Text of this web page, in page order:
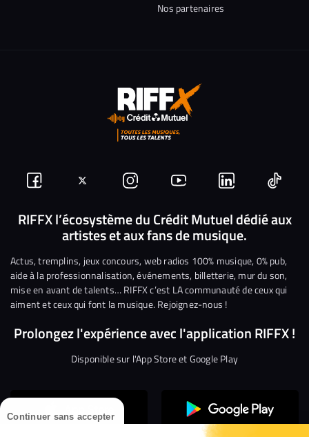
Continuer sans accepter
Nos partenaires
Suivez-
nous
Facebook
Suivez-
nous
sur
Twitter
Nous
rejoindre
sur
Instagram
Nous
rejoindre
sur
YouTube
Nous
rejoindre
sur
Linkedin
Nous
RIFFX l’écosystème du Crédit Mutuel dédié aux
artistes et aux fans de musique.
Actus, tremplins, jeux concours, web radios 100% musique, 0% pub,
aide à la professionnalisation, événements, billetterie, mur du son,
mise en avant de talents… RIFFX c’est LA communauté de ceux qui
aiment et ceux qui font la musique. Rejoignez-nous !
Prolongez l'expérience avec l'application RIFFX !
Disponible sur l'App Store et Google Play